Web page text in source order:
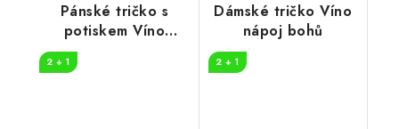
Pánské tričko s
potiskem Víno
2 + 1
Dámské tričko Víno
nápoj bohů
2 + 1